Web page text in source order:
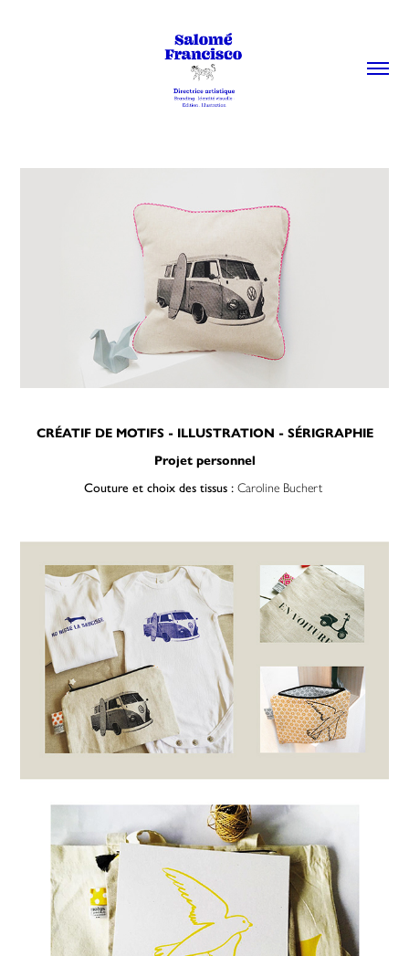
CRÉATIF DE MOTIFS - ILLUSTRATION - SÉRIGRAPHIE
Projet personnel
Couture et choix des tissus :Caroline Buchert